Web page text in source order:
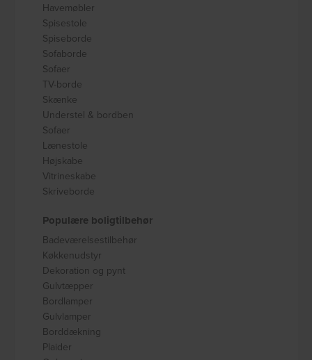
Havemøbler
Spisestole
Spiseborde
Sofaborde
Sofaer
TV-borde
Skænke
Understel & bordben
Sofaer
Lænestole
Højskabe
Vitrineskabe
Skriveborde
Populære boligtilbehør
Badeværelsestilbehør
Køkkenudstyr
Dekoration og pynt
Gulvtæpper
Bordlamper
Gulvlamper
Borddækning
Plaider